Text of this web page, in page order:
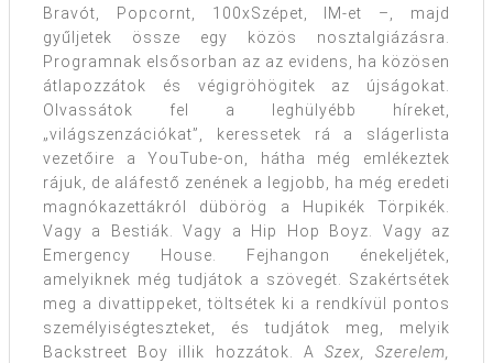
Bravót, Popcornt, 100xSzépet, IM-et –, majd
gyűljetek össze egy közös nosztalgiázásra.
Programnak elsősorban az az evidens, ha közösen
átlapozzátok és végigröhögitek az újságokat.
Olvassátok fel a leghülyébb híreket,
„világszenzációkat”, keressetek rá a slágerlista
vezetőire a YouTube-on, hátha még emlékeztek
rájuk, de aláfestő zenének a legjobb, ha még eredeti
magnókazettákról dübörög a Hupikék Törpikék.
Vagy a Bestiák. Vagy a Hip Hop Boyz. Vagy az
Emergency House. Fejhangon énekeljétek,
amelyiknek még tudjátok a szövegét. Szakértsétek
meg a divattippeket, töltsétek ki a rendkívül pontos
személyiségteszteket, és tudjátok meg, melyik
Backstreet Boy illik hozzátok. A Szex, Szerelem,